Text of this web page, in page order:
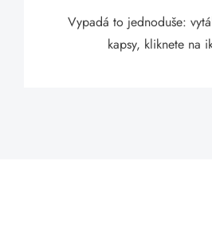
Vypadá to jednoduše:
kapsy, kliknete na